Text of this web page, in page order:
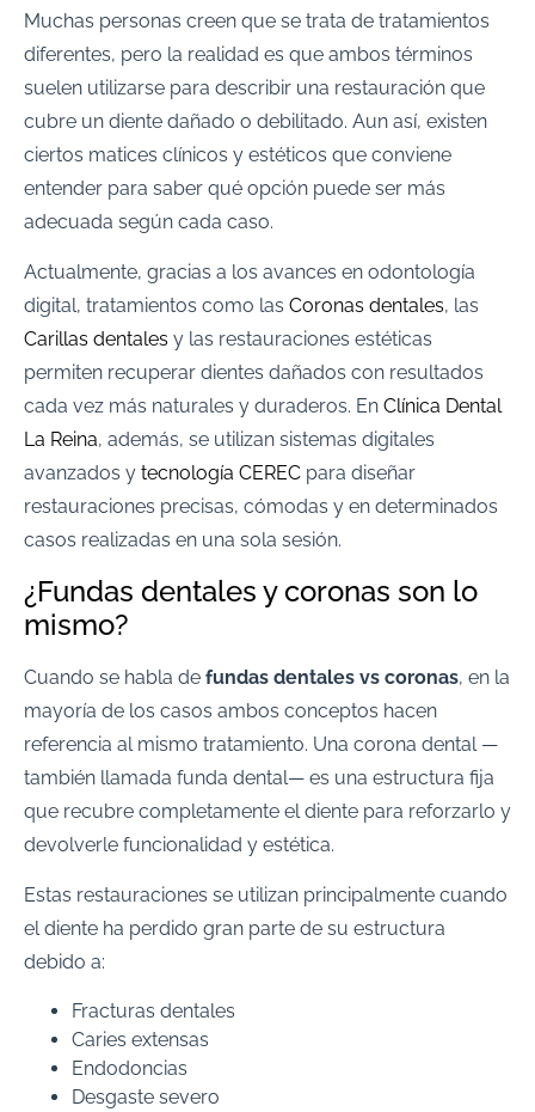
Muchas personas creen que se trata de tratamientos
diferentes, pero la realidad es que ambos términos
suelen utilizarse para describir una restauración que
cubre un diente dañado o debilitado. Aun así, existen
ciertos matices clínicos y estéticos que conviene
entender para saber qué opción puede ser más
adecuada según cada caso.
Actualmente, gracias a los avances en odontología
digital, tratamientos como las Coronas dentales, las
Carillas dentales y las restauraciones estéticas
permiten recuperar dientes dañados con resultados
cada vez más naturales y duraderos. En Clínica Dental
La Reina, además, se utilizan sistemas digitales
avanzados y tecnología CEREC para diseñar
restauraciones precisas, cómodas y en determinados
casos realizadas en una sola sesión.
¿Fundas dentales y coronas son lo
mismo?
Cuando se habla de fundas dentales vs coronas, en la
mayoría de los casos ambos conceptos hacen
referencia al mismo tratamiento. Una corona dental —
también llamada funda dental— es una estructura fija
que recubre completamente el diente para reforzarlo y
devolverle funcionalidad y estética.
Estas restauraciones se utilizan principalmente cuando
el diente ha perdido gran parte de su estructura
debido a:
Fracturas dentales
Caries extensas
Endodoncias
Desgaste severo